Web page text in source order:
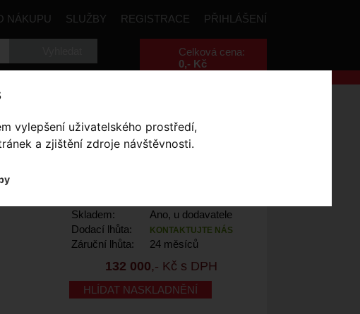
vylepšení uživatelského prostředí,
a zjištění zdroje návštěvnosti.
NÁKUPU SLUŽBY REGISTRACE PŘIHLÁŠENÍ
Celková cena:
0,- Kč
SMOKE S2
Skladem:
Ano, u dodavatele
Dodací lhůta:
KONTAKTUJTE NÁS
Záruční lhůta: 24 měsíců
132 000,- Kč s DPH
HLÍDAT NASKLADNĚNÍ